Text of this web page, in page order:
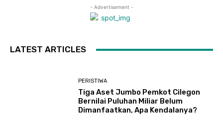
- Advertisement -
LATEST ARTICLES
PERISTIWA
Tiga Aset Jumbo Pemkot Cilegon
Bernilai Puluhan Miliar Belum
Dimanfaatkan, Apa Kendalanya?